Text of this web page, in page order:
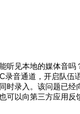
听见本地的媒体音吗
录音通道，开启队伍
时录入。该问题已经
可以向第三方应用反